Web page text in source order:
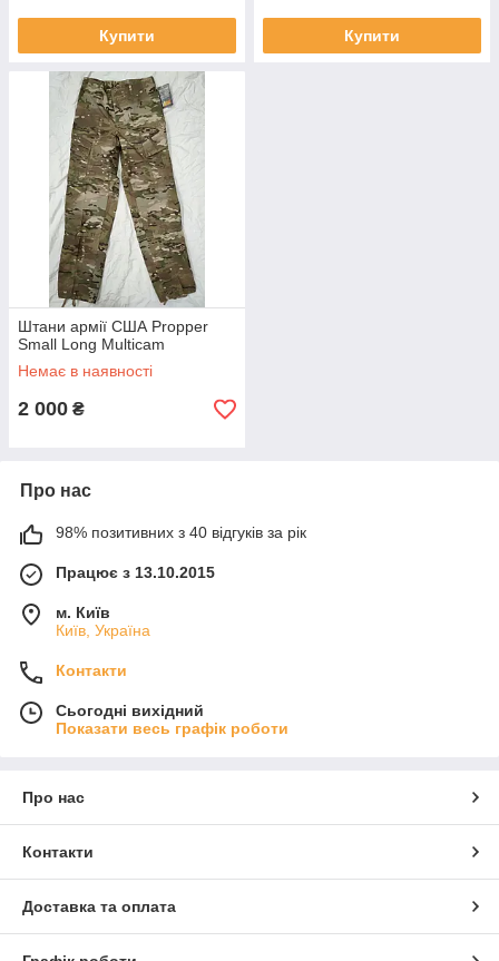
Купити Купити
Штани армії США Propper
Small Long Multicam
Немає в наявності
2 000 ₴
Про нас
98% позитивних з 40 відгуків за рік
Працює з 13.10.2015
м. Київ
Київ, Україна
Контакти
Сьогодні вихідний
Показати весь графік роботи
Про нас
Контакти
Доставка та оплата